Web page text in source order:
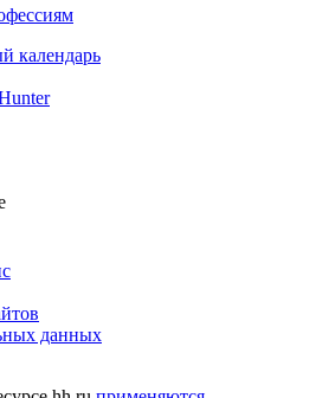
календарь
данных